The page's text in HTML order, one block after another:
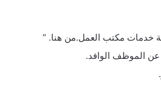
خدمات مكتب العمل.من هنا. “
عن الموظف الوافد.